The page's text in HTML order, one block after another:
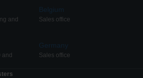
and
and
Belgium
Sales office
Germany
Sales office